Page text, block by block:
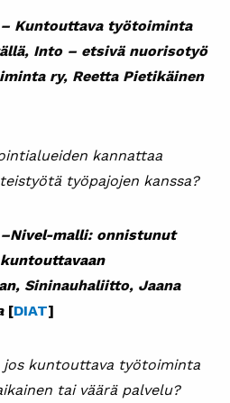
Kuntouttava työtoiminta
Into – etsivä nuorisotyö
ry, Reetta Pietikäinen
kannattaa
työpajojen kanssa?
–Nivel-malli: onnistunut
Sininauhaliitto, Jaana
[DIAT]
jos kuntouttava työtoiminta
tai väärä palvelu?